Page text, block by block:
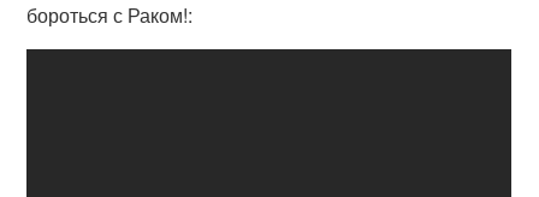
бороться с Раком!: